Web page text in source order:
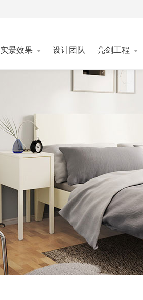
实景效果 设计团队 亮剑工程